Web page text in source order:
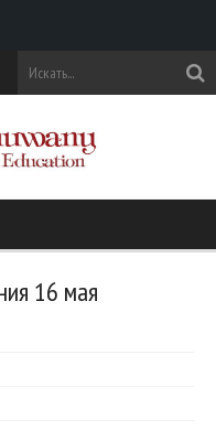
16 мая